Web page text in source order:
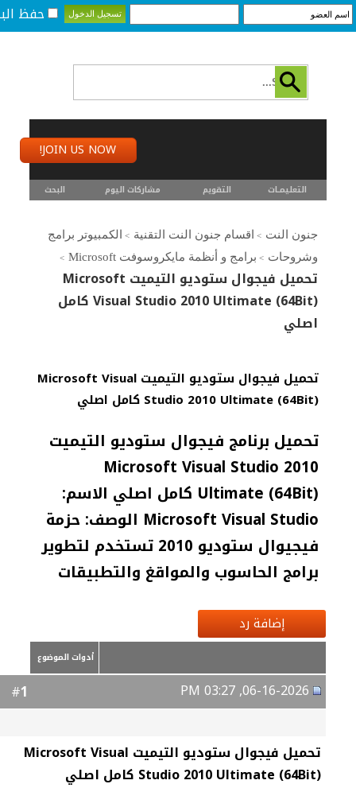
حفظ
JOIN US NOW!
التعليمـــات التقويم مشاركات اليوم البحث
جنون النت > اقسام جنون النت التقنية >
الكمبيوتر برامج
وشروحات > برامج و أنظمة مايكروسوفت Microsoft >
تحميل فيجوال ستوديو التيميت Microsoft
Visual Studio 2010 Ultimate (64Bit) كامل
اصلي
تحميل فيجوال ستوديو التيميت Microsoft Visual
Studio 2010 Ultimate (64Bit) كامل اصلي
تحميل برنامج فيجوال ستوديو التيميت
Microsoft Visual Studio 2010
Ultimate (64Bit) كامل اصلي الاسم:
Microsoft Visual Studio الوصف: حزمة
فيجيوال ستوديو 2010 تستخدم لتطوير
برامج الحاسوب والمواقغ والتطبيقات
إضافة رد
أدوات الموضوع
1
تحميل فيجوال ستوديو التيميت Microsoft Visual
Studio 2010 Ultimate (64Bit) كامل اصلي